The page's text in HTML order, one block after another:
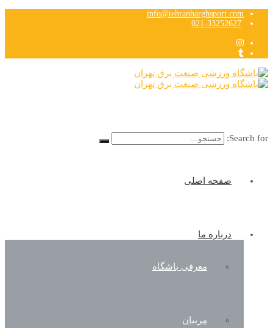
info@tehranbarghsport.com
021-33252627
Search for:
صفحه اصلی
درباره ما
معرفی باشگاه
مربیان